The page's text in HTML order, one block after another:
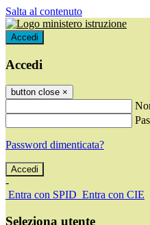
Salta al contenuto
Accedi
Accedi
button close ×
Password dimenticata?
-
Entra con SPID Entra con CIE
Seleziona utente